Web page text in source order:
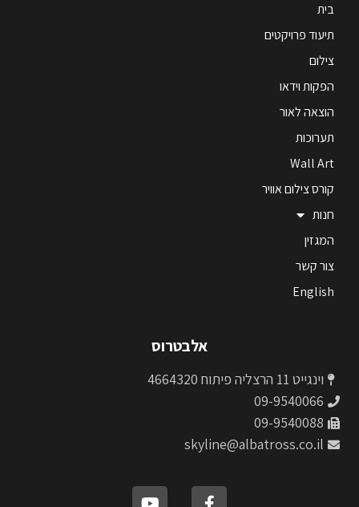
בית
תיעוד פרויקטים
צילום
הפקות וידאו
הוצאה לאור
תערוכות
Wall Art
קורס צילום אוויר
חנות
המגזין
צור קשר
English
אלבטרוס
וינגייט 11 הרצליה פיתוח 4664320
09-9540066
09-9540088
skyline@albatross.co.il